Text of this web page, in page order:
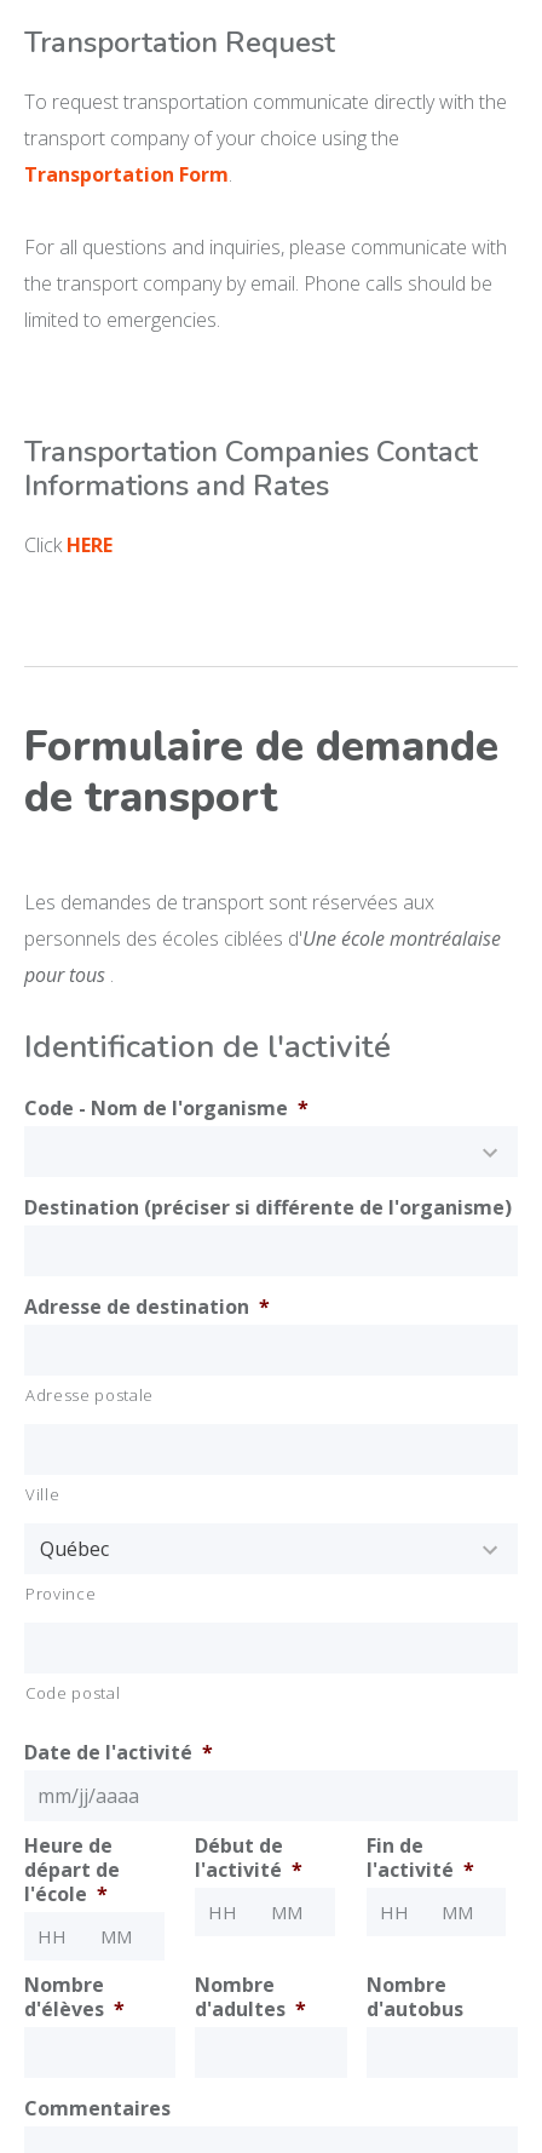
Transportation Request
To request transportation communicate directly with the
transport company of your choice using the
Transportation Form.
For all questions and inquiries, please communicate with
the transport company by email. Phone calls should be
limited to emergencies.
Transportation Companies Contact
Informations and Rates
ClickHERE
Formulaire de demande
de transport
Les demandes de transport sont réservées aux
personnels des écoles ciblées d'Une école montréalaise
pour tous .
Identification de l'activité
Code - Nom de l'organisme *
Destination (préciser si différente de l'organisme)
Adresse de destination *
Adresse postale
Ville
Province
Code postal
Date de l'activité *
MM
slash
JJ
slash
AAAA
Heure de
départ de
l'école *
:
Heures Minutes
Début de
l'activité *
:
Heures Minutes
Fin de
l'activité *
:
Heures Minutes
Nombre
d'élèves *
Nombre
d'adultes *
Nombre
d'autobus
Commentaires